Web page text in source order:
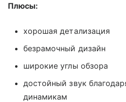
Плюсы:
хорошая детализация
безрамочный дизайн
широкие углы обзора
достойный звук
динамикам